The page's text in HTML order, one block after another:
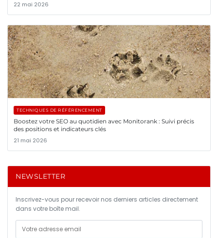
22 mai 2026
TECHNIQUES DE RÉFÉRENCEMENT
Boostez votre SEO au quotidien avec Monitorank : Suivi précis
des positions et indicateurs clés
21 mai 2026
NEWSLETTER
Inscrivez-vous pour recevoir nos derniers articles directement
dans votre boîte mail.